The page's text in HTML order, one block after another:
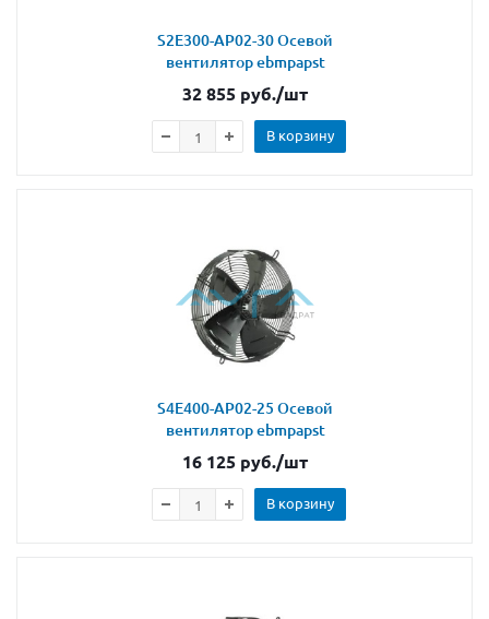
S2E300-AP02-30 Осевой
вентилятор ebmpapst
32 855 руб./шт
В корзину
S4E400-AP02-25 Осевой
вентилятор ebmpapst
16 125 руб./шт
В корзину